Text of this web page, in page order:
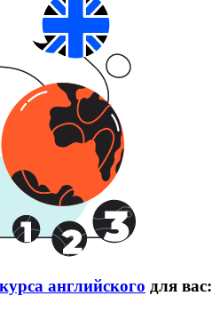
курса английского для вас: